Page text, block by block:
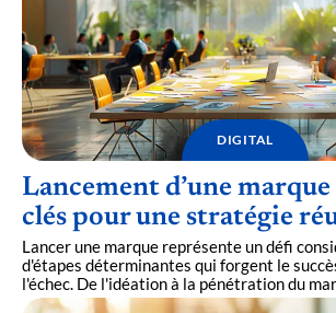
DIGITAL
Lancement d’une marque
clés pour une stratégie
Lancer une marque représente un défi
d'étapes déterminantes qui forgent le
l'échec. De l'idéation à la pénétration du